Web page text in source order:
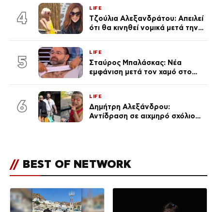
του Θεού»
4
LIFE
Τζούλια Αλεξανδράτου: Απειλεί
ότι θα κινηθεί νομικά μετά την
5
LIFE
Σταύρος Μπαλάσκας: Νέα
εμφάνιση μετά τον χαμό στο
6
LIFE
Δημήτρη Αλεξάνδρου:
Αντίδραση σε αιχμηρό σχόλιο
// BEST OF NETWORK